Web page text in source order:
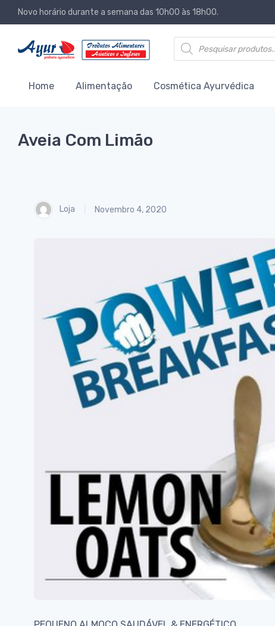
Novo horário durante a semana das 10h00 às 18h00.
Products search
Home Alimentação Cosmética Ayurvédica
Aveia Com Limão
Loja Novembro 4, 2020